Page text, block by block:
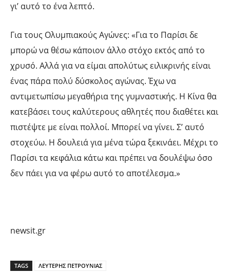
γι’ αυτό το ένα λεπτό.
Για τους Ολυμπιακούς Αγώνες: «Για το Παρίσι δε
μπορώ να θέσω κάποιον άλλο στόχο εκτός από το
χρυσό. Αλλά για να είμαι απολύτως ειλικρινής είναι
ένας πάρα πολύ δύσκολος αγώνας. Έχω να
αντιμετωπίσω μεγαθήρια της γυμναστικής. Η Κίνα θα
κατεβάσει τους καλύτερους αθλητές που διαθέτει και
πιστέψτε με είναι πολλοί. Μπορεί να γίνει. Σ’ αυτό
στοχεύω. Η δουλειά για μένα τώρα ξεκινάει. Μέχρι το
Παρίσι τα κεφάλια κάτω και πρέπει να δουλέψω όσο
δεν πάει για να φέρω αυτό το αποτέλεσμα.»
newsit.gr
TAGS ΛΕΥΤΕΡΗΣ ΠΕΤΡΟΥΝΙΑΣ